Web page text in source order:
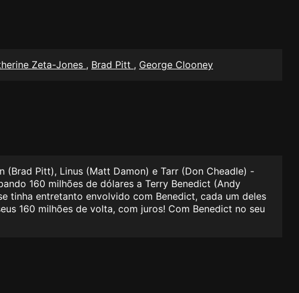
Zeta-Jones , Brad Pitt , George Clooney
(Brad Pitt), Linus (Matt Damon) e Tarr (Don Cheadle) -
160 milhões de dólares a Terry Benedict (Andy
tinha entretanto envolvido com Benedict, cada um deles
160 milhões de volta, com juros! Com Benedict no seu